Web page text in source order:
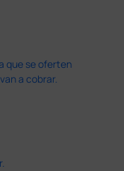
que se oferten
a cobrar.